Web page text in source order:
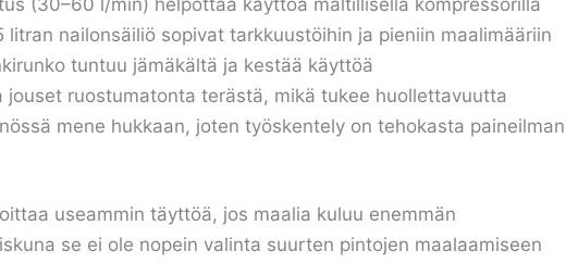
litran nailonsäiliö sopivat tarkkuustöihin ja pieniin maalimääriin
tuntuu jämäkältä ja kestää käyttöä
jouset ruostumatonta terästä, mikä tukee huollettavuutta
mene hukkaan, joten työskentely on tehokasta
useammin täyttöä, jos maalia kuluu enemmän
se ei ole nopein valinta suurten pintojen maalaamiseen